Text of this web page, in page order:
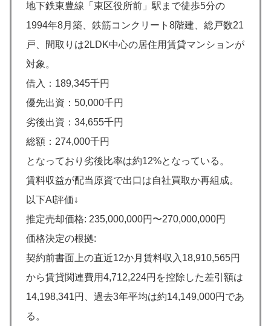
地下鉄東豊線「東区役所前」駅まで徒歩5分の
1994年8月築、鉄筋コンクリート8階建、総戸数21
戸、間取りは2LDK中心の居住用賃貸マンションが
対象。
借入：189,345千円
優先出資：50,000千円
劣後出資：34,655千円
総額：274,000千円
となっており劣後比率は約12%となっている。
賃料収益が配当原資で出口は自社買取か再組成。
以下AI評価↓
推定売却価格: 235,000,000円〜270,000,000円
価格決定の根拠:
契約前書面上の直近12か月賃料収入18,910,565円
から賃貸関連費用4,712,224円を控除した差引額は
14,198,341円、過去3年平均は約14,149,000円であ
る。